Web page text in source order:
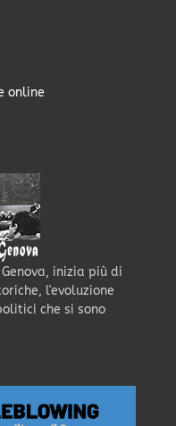
online
inizia più di
l'evoluzione
che si sono